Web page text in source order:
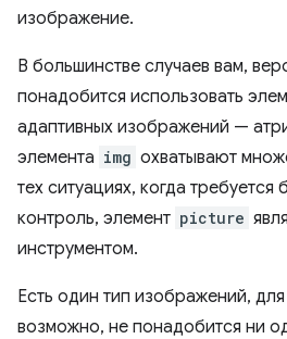
изображение.
В большинстве случаев вам,
понадобится использовать
адаптивных изображений —
элемента img охватывают
тех ситуациях, когда требуется
контроль, элемент picture
инструментом.
Есть один тип изображений,
возможно, не понадобится ни